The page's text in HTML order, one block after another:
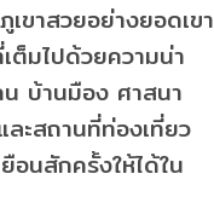
ขาสวยอย่างยอดเขา
ต็มไปด้วยความน่า
บ้านมือง ศาสนา
ะสถานที่ท่องเที่ยว
ยือนสักครั้งให้ได้ใน